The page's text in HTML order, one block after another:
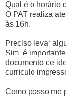
Qual é o horário
O PAT realiza
às 16h.
Preciso levar
Sim, é
documento de
currículo
Como posso me